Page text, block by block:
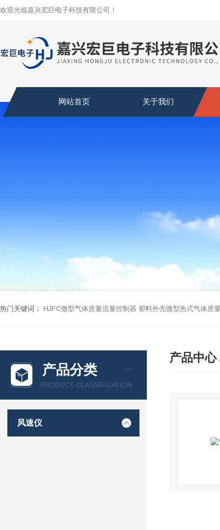
欢迎光临嘉兴宏巨电子科技有限公司！
网站首页 关于我们
热门关键词： HJFC微型气体质量流量控制器 塑料外壳微型热式气体质
产品分类
PRODUCT CLASSIFICATION
风速仪
产品中心